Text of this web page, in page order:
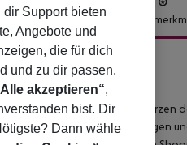
4
liegt in bester Lage im Herzen
von den Dienstleistungen
dir Support bieten
Angebote und
die für dich
und zu dir passen.
akzeptieren“,
bist. Dir
Dann wähle